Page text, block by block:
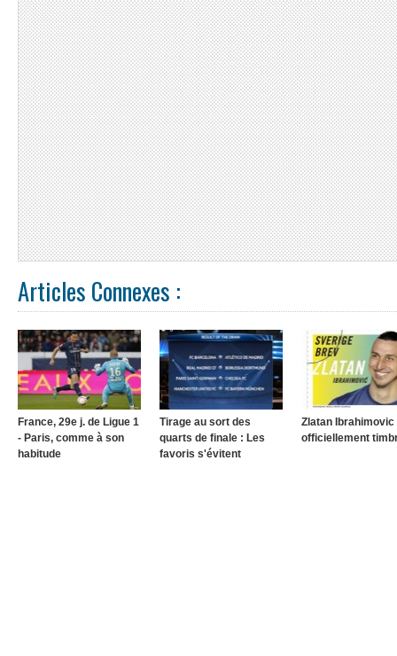
Articles Connexes :
France, 29e j. de Ligue 1
- Paris, comme à son
habitude
Tirage au sort des
quarts de finale : Les
favoris s'évitent
Zlatan Ibrahimovic
officiellement